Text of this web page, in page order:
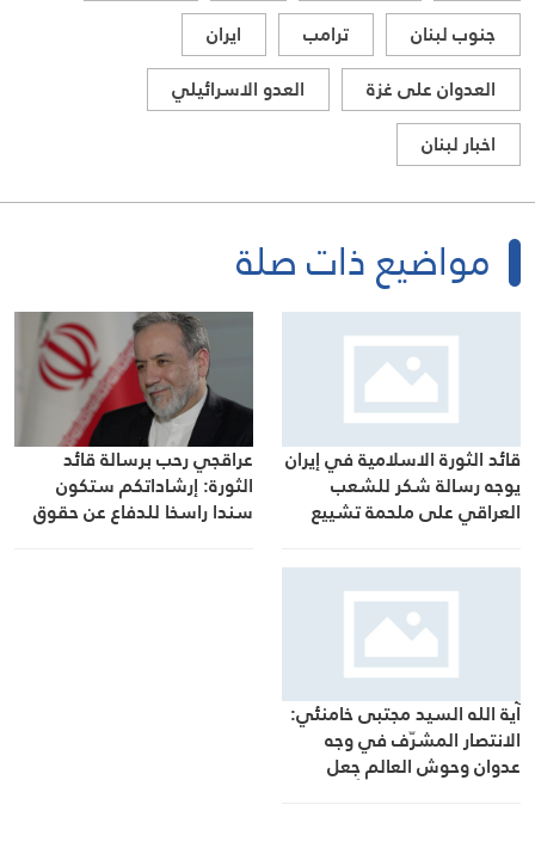
جنوب لبنان
ترامب
ايران
العدوان على غزة
العدو الاسرائيلي
اخبار لبنان
مواضيع ذات صلة
قائد الثورة الاسلامية في إيران
يوجه رسالة شكر للشعب
العراقي على ملحمة تشييع
عراقجي رحب برسالة قائد
الثورة: إرشاداتكم ستكون
سندا راسخا للدفاع عن حقوق
آية الله السيد مجتبى خامنئي:
الانتصار المشرّف في وجه
عدوان وحوش العالم جعل